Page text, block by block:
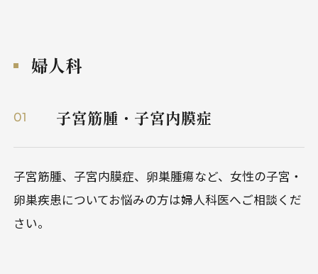
WEBでのお問い合わせ
Contact
お電話でのお問い合わせ
健康診断・
0570-07-5050
月〜金 09:00〜17:00（※土日祝除く）
外来・
03-6721-1535
婦人科
01 子宮筋腫・子宮内膜症
子宮筋腫、子宮内膜症、卵巣腫瘍など、女性の子宮・
卵巣疾患についてお悩みの方は婦人科医へご相談くだ
さい。